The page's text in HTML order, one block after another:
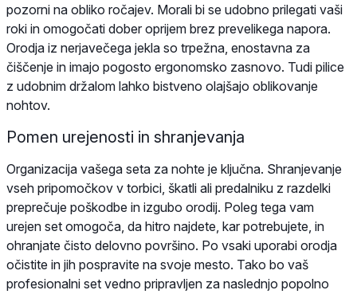
pozorni na obliko ročajev. Morali bi se udobno prilegati vaši
roki in omogočati dober oprijem brez prevelikega napora.
Orodja iz nerjavečega jekla so trpežna, enostavna za
čiščenje in imajo pogosto ergonomsko zasnovo. Tudi pilice
z udobnim držalom lahko bistveno olajšajo oblikovanje
nohtov.
Pomen urejenosti in shranjevanja
Organizacija vašega seta za nohte je ključna. Shranjevanje
vseh pripomočkov v torbici, škatli ali predalniku z razdelki
preprečuje poškodbe in izgubo orodij. Poleg tega vam
urejen set omogoča, da hitro najdete, kar potrebujete, in
ohranjate čisto delovno površino. Po vsaki uporabi orodja
očistite in jih pospravite na svoje mesto. Tako bo vaš
profesionalni set vedno pripravljen za naslednjo popolno